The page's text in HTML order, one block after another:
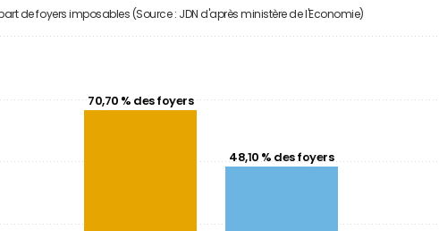
de foyers imposables (Source : JDN d'après ministère de l'Economie)
70,70 % des foyers
48,10 % des foyers